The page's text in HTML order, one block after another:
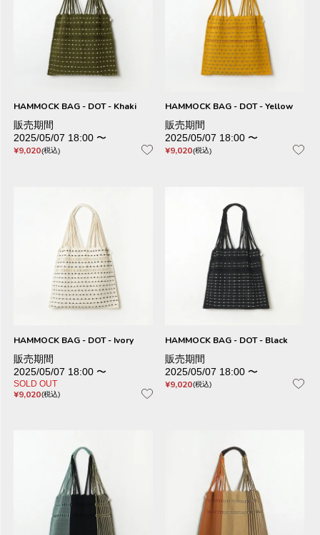
HAMMOCK BAG - DOT - Khaki
販売期間
2025/05/07 18:00 〜
¥9,020 税込
HAMMOCK BAG - DOT - Yellow
販売期間
2025/05/07 18:00 〜
¥9,020 税込
HAMMOCK BAG - DOT - Ivory
販売期間
2025/05/07 18:00 〜
SOLD OUT
¥9,020 税込
HAMMOCK BAG - DOT - Black
販売期間
2025/05/07 18:00 〜
¥9,020 税込